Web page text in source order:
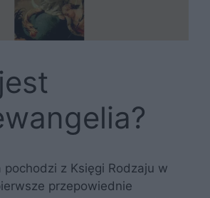
pochodzi z Księgi Rodzaju w
przepowiednie